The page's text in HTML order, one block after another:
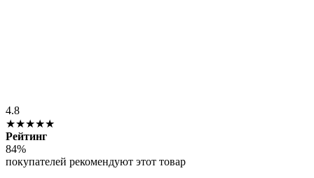
4.8
★★★★★
Рейтинг
84%
покупателей рекомендуют этот товар